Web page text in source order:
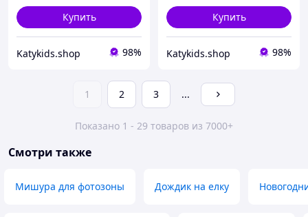
Купить
Katykids.shop 98%
Купить
Katykids.shop 98%
1 2 3 ...
Показано 1 - 29 товаров из 7000+
Смотри также
Мишура для фотозоны Дождик на елку